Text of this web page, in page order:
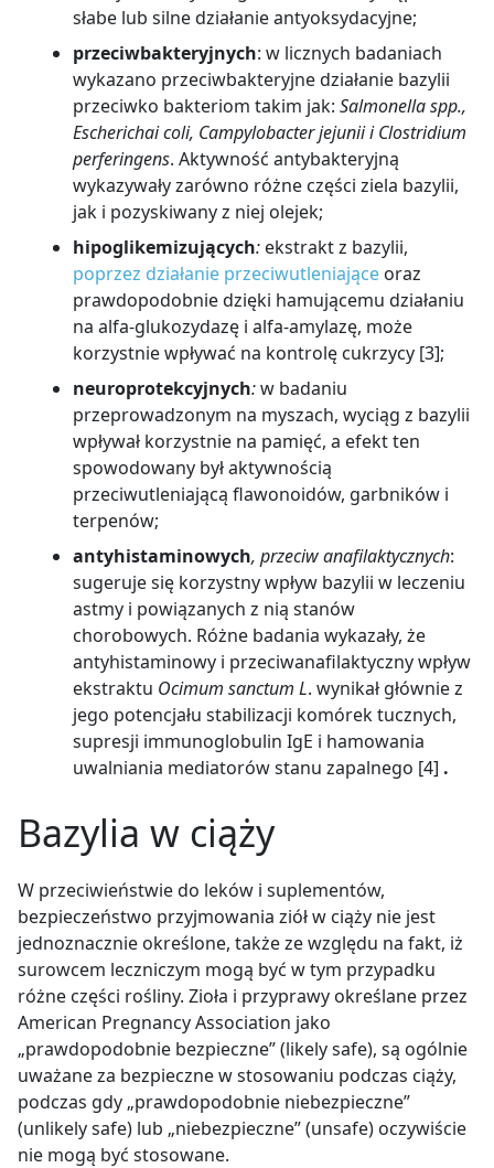
słabe lub silne działanie antyoksydacyjne;
przeciwbakteryjnych: w licznych badaniach
wykazano przeciwbakteryjne działanie bazylii
przeciwko bakteriom takim jak: Salmonella spp.,
Escherichai coli, Campylobacter jejunii i Clostridium
perferingens. Aktywność antybakteryjną
wykazywały zarówno różne części ziela bazylii,
jak i pozyskiwany z niej olejek;
hipoglikemizujących: ekstrakt z bazylii,
poprzez działanie przeciwutleniające oraz
prawdopodobnie dzięki hamującemu działaniu
na alfa-glukozydazę i alfa-amylazę, może
korzystnie wpływać na kontrolę cukrzycy [3];
neuroprotekcyjnych:w badaniu
przeprowadzonym na myszach, wyciąg z bazylii
wpływał korzystnie na pamięć, a efekt ten
spowodowany był aktywnością
przeciwutleniającą flawonoidów, garbników i
terpenów;
antyhistaminowych, przeciw anafilaktycznych:
sugeruje się korzystny wpływ bazylii w leczeniu
astmy i powiązanych z nią stanów
chorobowych. Różne badania wykazały, że
antyhistaminowy i przeciwanafilaktyczny wpływ
ekstraktu Ocimum sanctum L. wynikał głównie z
jego potencjału stabilizacji komórek tucznych,
supresji immunoglobulin IgE i hamowania
uwalniania mediatorów stanu zapalnego [4] .
Bazylia w ciąży
W przeciwieństwie do leków i suplementów,
bezpieczeństwo przyjmowania ziół w ciąży nie jest
jednoznacznie określone, także ze względu na fakt, iż
surowcem leczniczym mogą być w tym przypadku
różne części rośliny. Zioła i przyprawy określane przez
American Pregnancy Association jako
„prawdopodobnie bezpieczne” (likely safe), są ogólnie
uważane za bezpieczne w stosowaniu podczas ciąży,
podczas gdy „prawdopodobnie niebezpieczne”
(unlikely safe) lub „niebezpieczne” (unsafe) oczywiście
nie mogą być stosowane.